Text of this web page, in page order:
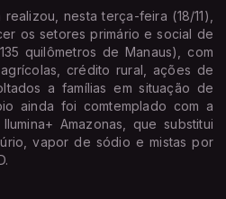
nesta terça-feira (18/11),
os setores primário e social de
quilômetros de Manaus), com
crédito rural, ações de
a famílias em situação de
ainda foi comtemplado com a
Amazonas, que substitui
vapor de sódio e mistas por